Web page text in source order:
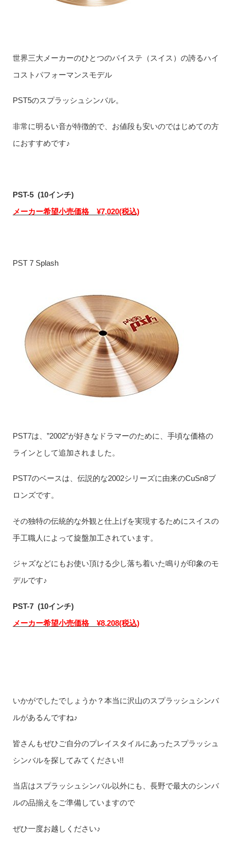
世界三大メーカーのひとつのパイステ（スイス）の誇るハイ
コストパフォーマンスモデル
PST5のスプラッシュシンバル。
非常に明るい音が特徴的で、お値段も安いのではじめての方
におすすめです♪
PST-5 (10インチ)
メーカー希望小売価格 ¥7,020(税込)
PST 7 Splash
PST7は、”2002″が好きなドラマーのために、手頃な価格の
ラインとして追加されました。
PST7のベースは、伝説的な2002シリーズに由来のCuSn8ブ
ロンズです。
その独特の伝統的な外観と仕上げを実現するためにスイスの
手工職人によって旋盤加工されています。
ジャズなどにもお使い頂ける少し落ち着いた鳴りが印象のモ
デルです♪
PST-7 (10インチ)
メーカー希望小売価格 ¥8,208(税込)
いかがでしたでしょうか？本当に沢山のスプラッシュシンバ
ルがあるんですね♪
皆さんもぜひご自分のプレイスタイルにあったスプラッシュ
シンバルを探してみてください!!
当店はスプラッシュシンバル以外にも、長野で最大のシンバ
ルの品揃えをご準備していますので
ぜひ一度お越しください♪